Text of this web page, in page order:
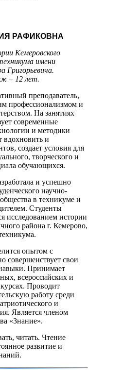
РАФИКОВНА
Кемеровского
имени
Григорьевича.
– 12 лет.
преподаватель,
профессионализмом и
На занятиях
современные
и методики
вдохновить и
создает условия для
творческого и
обучающихся.
и успешно
научно-
в техникуме и
Студенты
исследованием истории
района г. Кемерово,
опытом с
совершенствует свои
Принимает
всероссийских и
Проводит
работу среди
и
Является членом
«Знание».
читать. Чтение
развитие и